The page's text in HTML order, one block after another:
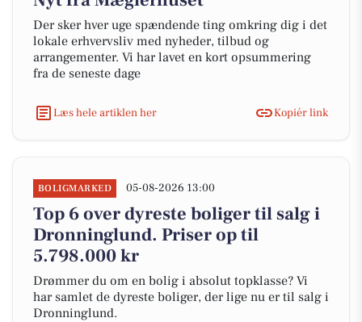
Der sker hver uge spændende ting omkring dig i det
lokale erhvervsliv med nyheder, tilbud og
arrangementer. Vi har lavet en kort opsummering
fra de seneste dage
Læs hele artiklen her Kopiér link
BOLIGMARKED 05-08-2026 13:00
Top 6 over dyreste boliger til salg i
Dronninglund. Priser op til
5.798.000 kr
Drømmer du om en bolig i absolut topklasse? Vi
har samlet de dyreste boliger, der lige nu er til salg i
Dronninglund.